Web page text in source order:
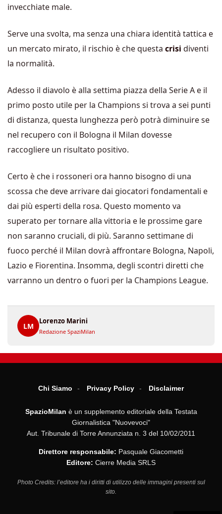
invecchiate male.
Serve una svolta, ma senza una chiara identità tattica e
un mercato mirato, il rischio è che questa crisi diventi
la normalità.
Adesso il diavolo è alla settima piazza della Serie A e il
primo posto utile per la Champions si trova a sei punti
di distanza, questa lunghezza però potrà diminuire se
nel recupero con il Bologna il Milan dovesse
raccogliere un risultato positivo.
Certo è che i rossoneri ora hanno bisogno di una
scossa che deve arrivare dai giocatori fondamentali e
dai più esperti della rosa. Questo momento va
superato per tornare alla vittoria e le prossime gare
non saranno cruciali, di più. Saranno settimane di
fuoco perché il Milan dovrà affrontare Bologna, Napoli,
Lazio e Fiorentina. Insomma, degli scontri diretti che
varranno un dentro o fuori per la Champions League.
LM
Lorenzo Marini
Redazione SpaziMilan
Chi Siamo Privacy Policy Disclaimer
SpazioMilan è un supplemento editoriale della Testata
Giornalistica "Nuovevoci"
Aut. Tribunale di Torre Annunziata n. 3 del 10/02/2011
Direttore responsabile: Pasquale Giacometti
Editore: Cierre Media SRLS
Photo Credits: l’editore ha i diritti di utilizzo delle immagini presenti sul
sito.